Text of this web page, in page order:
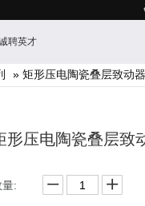
聘英才
» 矩形压电陶瓷叠层致动
形压电陶瓷叠层致
量: